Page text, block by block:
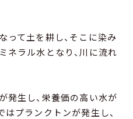
って土を耕し、そこに染み
ネラル水となり、川に流れ
発生し、栄養価の高い水が
プランクトンが発生し、